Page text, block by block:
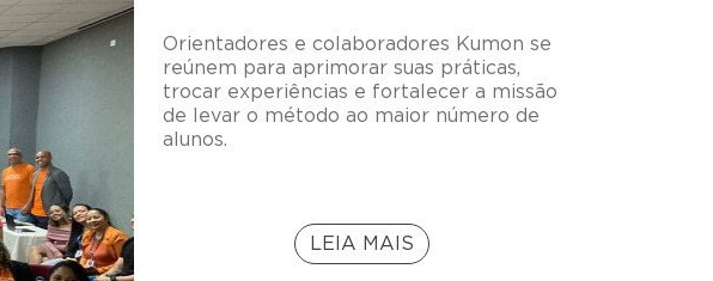
Orientadores e colaboradores Kumon se
reúnem para aprimorar suas práticas,
trocar experiências e fortalecer a missão
de levar o método ao maior número de
alunos.
LEIA MAIS